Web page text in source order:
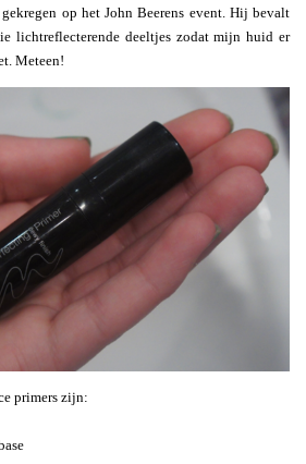
op het John Beerens event. Hij bevalt
lichtreflecterende deeltjes zodat mijn huid er
Meteen!
primers zijn: